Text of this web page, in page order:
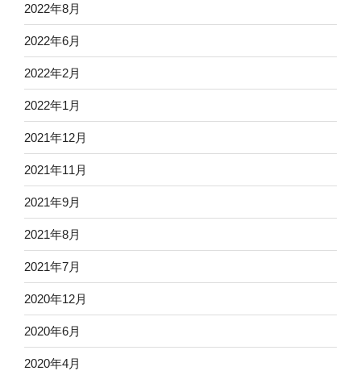
2022年8月
2022年6月
2022年2月
2022年1月
2021年12月
2021年11月
2021年9月
2021年8月
2021年7月
2020年12月
2020年6月
2020年4月